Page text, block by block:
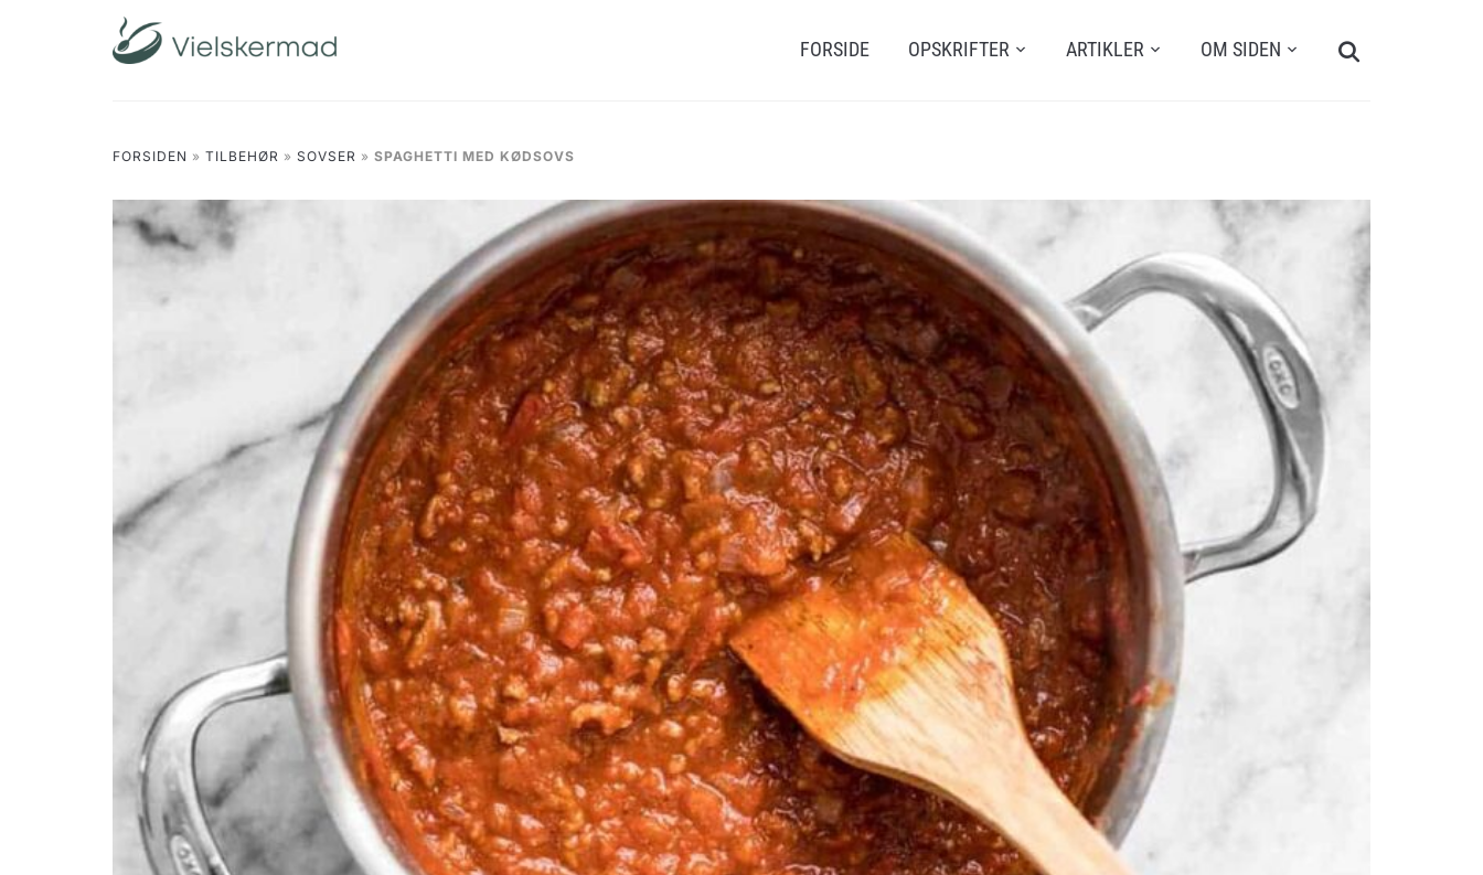
FORSIDE OPSKRIFTER ARTIKLER OM SIDEN
Search
FORSIDEN » TILBEHØR » SOVSER » SPAGHETTI MED KØDSOVS